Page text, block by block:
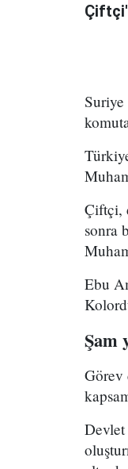
Çiftçi,
sonra
Ebu
Şam
Görev
Devlet